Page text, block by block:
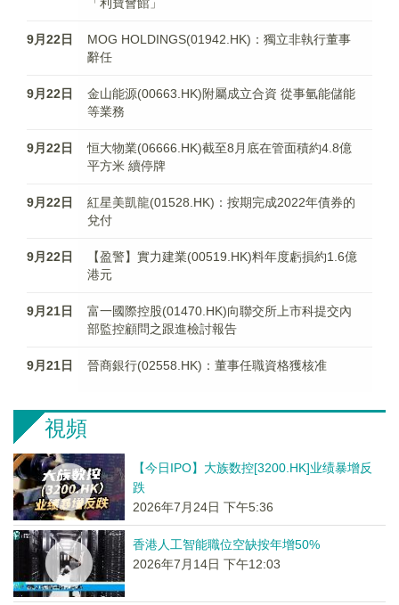
9月22日
MOG HOLDINGS(01942.HK)：獨立非執行董事
辭任
9月22日
金山能源(00663.HK)附屬成立合資 從事氫能儲能
等業務
9月22日
恒大物業(06666.HK)截至8月底在管面積約4.8億
平方米 續停牌
9月22日
紅星美凱龍(01528.HK)：按期完成2022年債券的
兌付
9月22日
【盈警】實力建業(00519.HK)料年度虧損約1.6億
港元
9月21日
富一國際控股(01470.HK)向聯交所上市科提交內
部監控顧問之跟進檢討報告
9月21日 晉商銀行(02558.HK)：董事任職資格獲核准
視頻
【今日IPO】大族数控[3200.HK]业绩暴增反
跌
2026年7月24日 下午5:36
香港人工智能職位空缺按年增50%
2026年7月14日 下午12:03